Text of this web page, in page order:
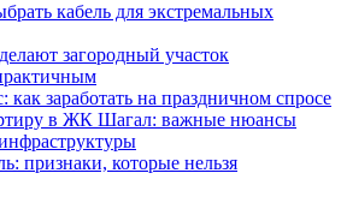
кабель для экстремальных
загородный участок
как заработать на праздничном спросе
в ЖК Шагал: важные нюансы
признаки, которые нельзя